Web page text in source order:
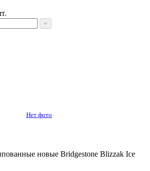
+
Нет фото
новые Bridgestone Blizzak Ice